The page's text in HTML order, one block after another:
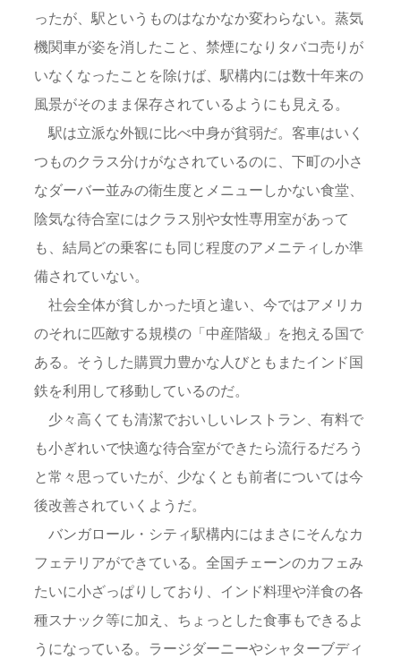
ったが、駅というものはなかなか変わらない。蒸気
機関車が姿を消したこと、禁煙になりタバコ売りが
いなくなったことを除けば、駅構内には数十年来の
風景がそのまま保存されているようにも見える。
駅は立派な外観に比べ中身が貧弱だ。客車はいく
つものクラス分けがなされているのに、下町の小さ
なダーバー並みの衛生度とメニューしかない食堂、
陰気な待合室にはクラス別や女性専用室があって
も、結局どの乗客にも同じ程度のアメニティしか準
備されていない。
社会全体が貧しかった頃と違い、今ではアメリカ
のそれに匹敵する規模の「中産階級」を抱える国で
ある。そうした購買力豊かな人びともまたインド国
鉄を利用して移動しているのだ。
少々高くても清潔でおいしいレストラン、有料で
も小ぎれいで快適な待合室ができたら流行るだろう
と常々思っていたが、少なくとも前者については今
後改善されていくようだ。
バンガロール・シティ駅構内にはまさにそんなカ
フェテリアができている。全国チェーンのカフェみ
たいに小ざっぱりしており、インド料理や洋食の各
種スナック等に加え、ちょっとした食事もできるよ
うになっている。ラージダーニーやシャターブディ